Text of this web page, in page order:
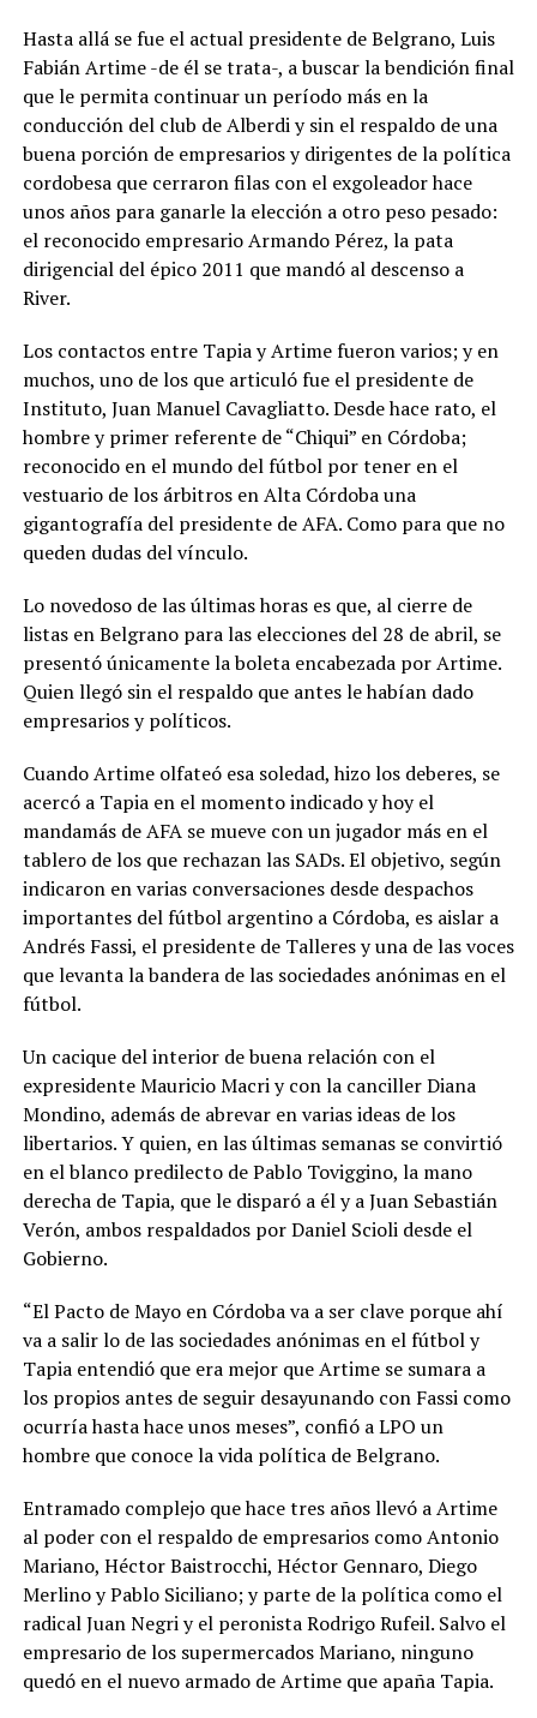
Hasta allá se fue el actual presidente de Belgrano, Luis
Fabián Artime -de él se trata-, a buscar la bendición final
que le permita continuar un período más en la
conducción del club de Alberdi y sin el respaldo de una
buena porción de empresarios y dirigentes de la política
cordobesa que cerraron filas con el exgoleador hace
unos años para ganarle la elección a otro peso pesado:
el reconocido empresario Armando Pérez, la pata
dirigencial del épico 2011 que mandó al descenso a
River.
Los contactos entre Tapia y Artime fueron varios; y en
muchos, uno de los que articuló fue el presidente de
Instituto, Juan Manuel Cavagliatto. Desde hace rato, el
hombre y primer referente de “Chiqui” en Córdoba;
reconocido en el mundo del fútbol por tener en el
vestuario de los árbitros en Alta Córdoba una
gigantografía del presidente de AFA. Como para que no
queden dudas del vínculo.
Lo novedoso de las últimas horas es que, al cierre de
listas en Belgrano para las elecciones del 28 de abril, se
presentó únicamente la boleta encabezada por Artime.
Quien llegó sin el respaldo que antes le habían dado
empresarios y políticos.
Cuando Artime olfateó esa soledad, hizo los deberes, se
acercó a Tapia en el momento indicado y hoy el
mandamás de AFA se mueve con un jugador más en el
tablero de los que rechazan las SADs. El objetivo, según
indicaron en varias conversaciones desde despachos
importantes del fútbol argentino a Córdoba, es aislar a
Andrés Fassi, el presidente de Talleres y una de las voces
que levanta la bandera de las sociedades anónimas en el
fútbol.
Un cacique del interior de buena relación con el
expresidente Mauricio Macri y con la canciller Diana
Mondino, además de abrevar en varias ideas de los
libertarios. Y quien, en las últimas semanas se convirtió
en el blanco predilecto de Pablo Toviggino, la mano
derecha de Tapia, que le disparó a él y a Juan Sebastián
Verón, ambos respaldados por Daniel Scioli desde el
Gobierno.
“El Pacto de Mayo en Córdoba va a ser clave porque ahí
va a salir lo de las sociedades anónimas en el fútbol y
Tapia entendió que era mejor que Artime se sumara a
los propios antes de seguir desayunando con Fassi como
ocurría hasta hace unos meses”, confió a LPO un
hombre que conoce la vida política de Belgrano.
Entramado complejo que hace tres años llevó a Artime
al poder con el respaldo de empresarios como Antonio
Mariano, Héctor Baistrocchi, Héctor Gennaro, Diego
Merlino y Pablo Siciliano; y parte de la política como el
radical Juan Negri y el peronista Rodrigo Rufeil. Salvo el
empresario de los supermercados Mariano, ninguno
quedó en el nuevo armado de Artime que apaña Tapia.